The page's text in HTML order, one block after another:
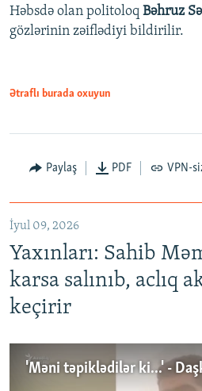
Həbsdə olan politoloq Bəhruz
gözlərinin zəiflədiyi bildirilir.
Ətraflı burada oxuyun
Paylaş PDF VPN-
İyul 09, 2026
Yaxınları: Sahib
karsa salınıb, aclıq
keçirir